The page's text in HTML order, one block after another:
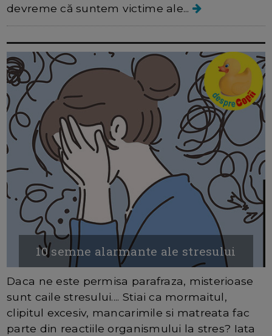
devreme că suntem victime ale...
10 semne alarmante ale stresului
Daca ne este permisa parafraza, misterioase
sunt caile stresului.... Stiai ca mormaitul,
clipitul excesiv, mancarimile si matreata fac
parte din reactiile organismului la stres? Iata